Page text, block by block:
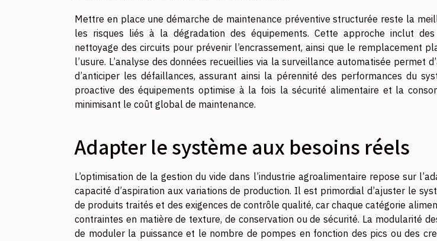
Mettre en place une démarche de maintenance préventive structurée reste la
les risques liés à la dégradation des équipements. Cette approche inclut
nettoyage des circuits pour prévenir l’encrassement, ainsi que le remplacement
l’usure. L’analyse des données recueillies via la surveillance automatisée permet
d’anticiper les défaillances, assurant ainsi la pérennité des performances du
proactive des équipements optimise à la fois la sécurité alimentaire et la
minimisant le coût global de maintenance.
Adapter le système aux besoins réels
L’optimisation de la gestion du vide dans l’industrie agroalimentaire repose sur
capacité d’aspiration aux variations de production. Il est primordial d’ajuster le
de produits traités et des exigences de contrôle qualité, car chaque catégorie
contraintes en matière de texture, de conservation ou de sécurité. La modularité
de moduler la puissance et le nombre de pompes en fonction des pics ou des